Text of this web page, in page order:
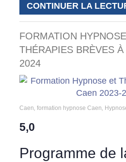
CONTINUER LA
FORMATION
THÉRAPIES BRÈVES
2024
Caen formation hypnose Caen
5,0
Programme de